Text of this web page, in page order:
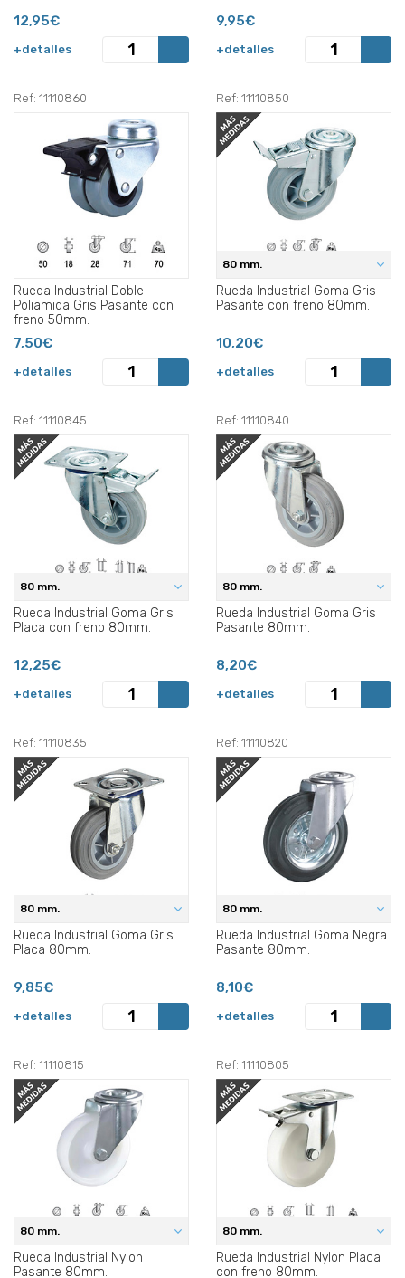
12,95€
+detalles
9,95€
+detalles
Ref: 11110860
Rueda Industrial Doble
Poliamida Gris Pasante con
freno 50mm.
7,50€
+detalles
Ref: 11110850
80 mm.
Rueda Industrial Goma Gris
Pasante con freno 80mm.
10,20€
+detalles
Ref: 11110845
80 mm.
Rueda Industrial Goma Gris
Placa con freno 80mm.
12,25€
+detalles
Ref: 11110840
80 mm.
Rueda Industrial Goma Gris
Pasante 80mm.
8,20€
+detalles
Ref: 11110835
80 mm.
Rueda Industrial Goma Gris
Placa 80mm.
9,85€
+detalles
Ref: 11110820
80 mm.
Rueda Industrial Goma Negra
Pasante 80mm.
8,10€
+detalles
Ref: 11110815
80 mm.
Rueda Industrial Nylon
Pasante 80mm.
Ref: 11110805
80 mm.
Rueda Industrial Nylon Placa
con freno 80mm.